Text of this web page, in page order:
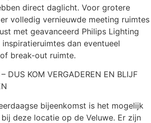
direct daglicht. Voor grotere
volledig vernieuwde meeting ruimtes
met geavanceerd Philips Lighting
dan eventueel
break-out ruimte.
DUS KOM VERGADEREN EN BLIJF
bijeenkomst is het mogelijk
deze locatie op de Veluwe. Er zijn